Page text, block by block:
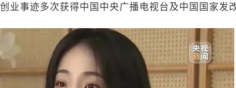
业事迹多次获得中国中央广播电视台及中国国家发